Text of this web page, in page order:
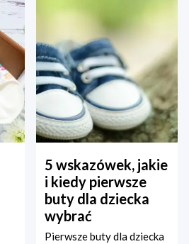
5 wskazówek, jakie
i kiedy pierwsze
buty dla dziecka
wybrać
Pierwsze buty dla dziecka